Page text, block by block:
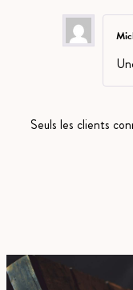
Seuls les clients